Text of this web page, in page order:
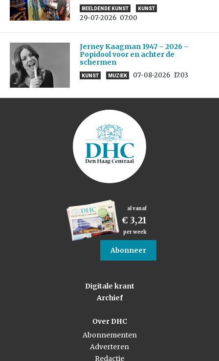
BEELDENDE KUNST KUNST
29-07-2026 07:00
Jerney Kaagman 1947 – 2026 –
Popidool voor en achter de
schermen
KUNST MUZIEK 07-08-2026 17:03
al vanaf
€ 3,21
per week
Abonneer
Digitale krant
Archief
Over DHC
Abonnementen
Adverteren
Redactie